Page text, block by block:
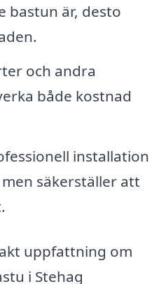
bastun är, desto
och andra
både kostnad
installation
säkerställer att
uppfattning om
i Stehag